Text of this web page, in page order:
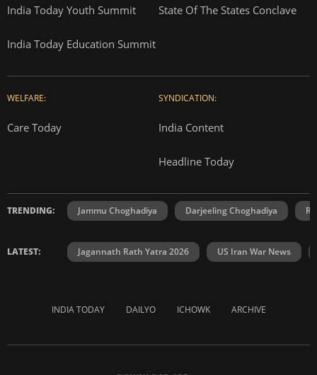
India Today Youth Summit State Of The States Conclave
India Today Education Summit
WELFARE:
Care Today
SYNDICATION:
India Content
Headline Today
TRENDING: Jammu Choghadiya Darjeeling Choghadiya
LATEST: Jagannath Rath Yatra 2026 US Iran War News
INDIA TODAY DAILYO ICHOWK ARCHIVE